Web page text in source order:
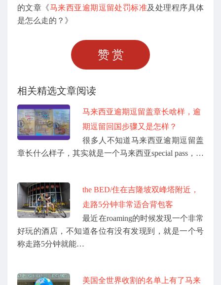
的文章《马来西亚逾期逗留处罚标准及处理程序具体
是怎么走的？》
赞赏
相关精选文章阅读
马来西亚逾期逗留盖章长啥样，逾
期逗留回国步骤又是怎样？
很多人不知道马来西亚逾期逗留盖
章长什么样子，其实就是一个马来西亚special pass，…
the BED/住在吉隆坡双峰塔附近，
走路5分钟非常适合背包客
最近在roaming的时候发现一个非常
好玩的酒店，不知道各位有没有发现到，就是一个号
称走路5分钟就能…
美国全世界收割的名单上有了马来